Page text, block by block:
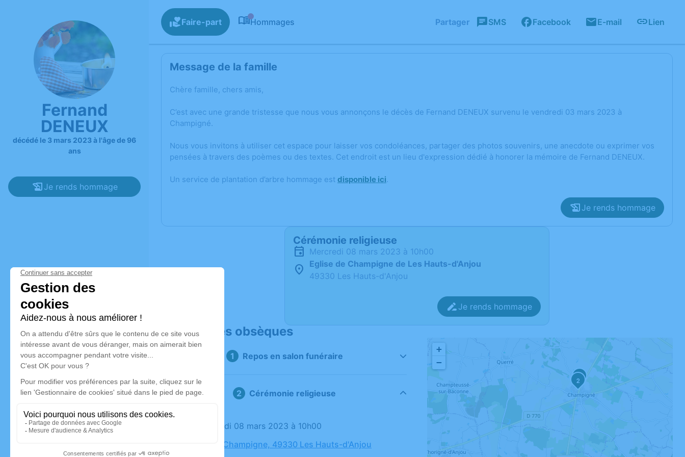
Fernand
DENEUX
décédé le 3 mars 2023 à l'âge de 96
ans
Je rends hommage
Faire-part Hommages Partager SMS Facebook E-mail Lien
Message de la famille
Chère famille, chers amis,
C’est avec une grande tristesse que nous vous annonçons le décès de Fernand DENEUX survenu le vendredi 03 mars 2023 à
Champigné.
Nous vous invitons à utiliser cet espace pour laisser vos condoléances, partager des photos souvenirs, une anecdote ou exprimer vos
pensées à travers des poèmes ou des textes. Cet endroit est un lieu d'expression dédié à honorer la mémoire de Fernand DENEUX.
Un service de plantation d’arbre hommage est disponible ici.
Je rends hommage
Cérémonie religieuse
mercredi 08 mars 2023 à 10h00
Eglise de Champigne de Les Hauts-d'Anjou
49330 Les Hauts-d'Anjou
Je rends hommage
Déroulé des obsèques
Repos en salon funéraire
Cérémonie religieuse
Le mercredi 08 mars 2023 à 10h00
Eglise de Champigne, 49330 Les Hauts-d'Anjou
1
2
+
−